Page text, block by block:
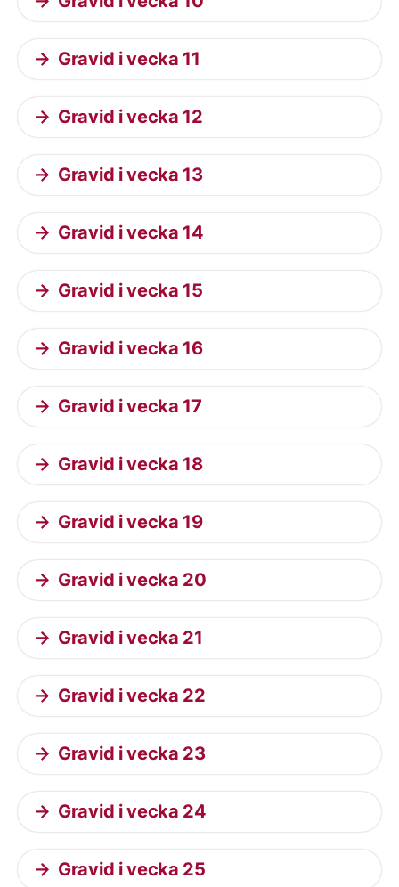
Gravid i vecka 11
Gravid i vecka 12
Gravid i vecka 13
Gravid i vecka 14
Gravid i vecka 15
Gravid i vecka 16
Gravid i vecka 17
Gravid i vecka 18
Gravid i vecka 19
Gravid i vecka 20
Gravid i vecka 21
Gravid i vecka 22
Gravid i vecka 23
Gravid i vecka 24
Gravid i vecka 25